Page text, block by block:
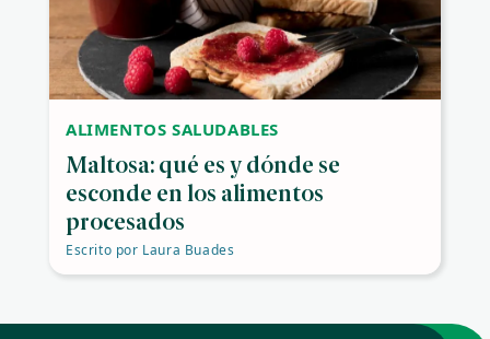
ALIMENTOS SALUDABLES
Maltosa: qué es y dónde se
esconde en los alimentos
procesados
Escrito por Laura Buades